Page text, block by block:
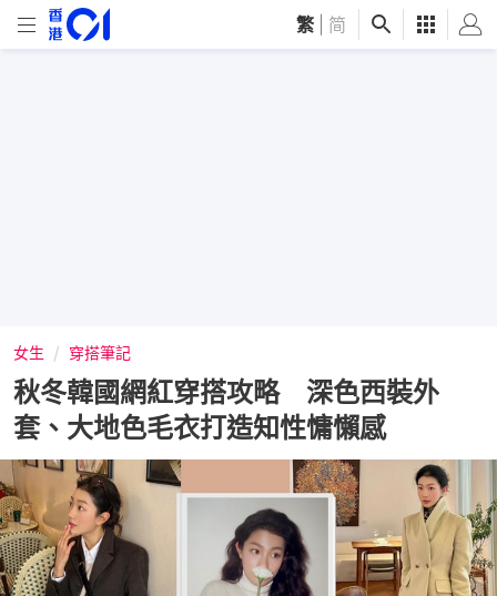
繁 简
女生 穿搭筆記
秋冬韓國網紅穿搭攻略 深色西裝外
套、大地色毛衣打造知性慵懶感